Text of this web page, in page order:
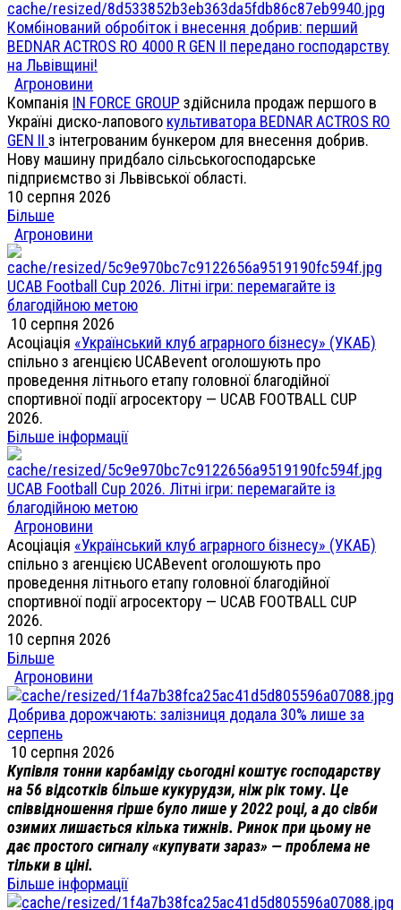
Комбінований обробіток і внесення добрив: перший
BEDNAR ACTROS RO 4000 R GEN II передано господарству
на Львівщині!
Агроновини
Компанія IN FORCE GROUP здійснила продаж першого в
Україні диско-лапового культиватора BEDNAR ACTROS RO
GEN II з інтегрованим бункером для внесення добрив.
Нову машину придбало сільськогосподарське
підприємство зі Львівської області.
10 серпня 2026
Більше
Агроновини
UCAB Football Cup 2026. Літні ігри: перемагайте із
благодійною метою
10 серпня 2026
Асоціація «Український клуб аграрного бізнесу» (УКАБ)
спільно з агенцією UCABevent оголошують про
проведення літнього етапу головної благодійної
спортивної події агросектору — UCAB FOOTBALL CUP
2026.
Більше інформації
UCAB Football Cup 2026. Літні ігри: перемагайте із
благодійною метою
Агроновини
Асоціація «Український клуб аграрного бізнесу» (УКАБ)
спільно з агенцією UCABevent оголошують про
проведення літнього етапу головної благодійної
спортивної події агросектору — UCAB FOOTBALL CUP
2026.
10 серпня 2026
Більше
Агроновини
Добрива дорожчають: залізниця додала 30% лише за
серпень
10 серпня 2026
Купівля тонни карбаміду сьогодні коштує господарству
на 56 відсотків більше кукурудзи, ніж рік тому. Це
співвідношення гірше було лише у 2022 році, а до сівби
озимих лишається кілька тижнів. Ринок при цьому не
дає простого сигналу «купувати зараз» — проблема не
тільки в ціні.
Більше інформації